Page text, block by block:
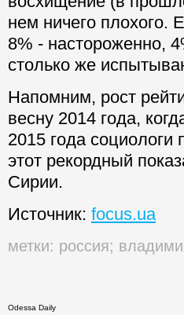
нем ничего плохого.
8% - настороженно,
столько же
Напомним, рост
весну 2014 года,
2015 года
этот рекордный
Сирии.
Источник: focus.ua
метки: россия;
Odessa Daily